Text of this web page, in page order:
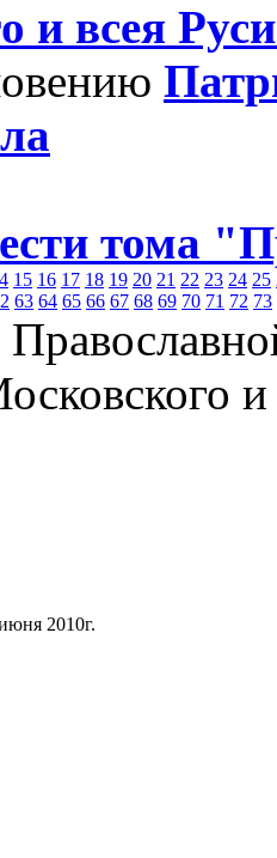
и всея
тома
15 16 17 18 19 20 21 22 23 24 25
63 64 65 66 67 68 69 70 71 72 73
2010г.